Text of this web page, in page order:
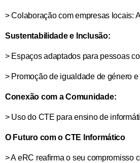
> Colaboração com empresas locais:
Sustentabilidade e Inclusão:
> Espaços adaptados para pessoas
> Promoção de igualdade de género
Conexão com a Comunidade:
> Uso do CTE para ensino de
O Futuro com o CTE Informático
> A eRC reafirma o seu compromisso